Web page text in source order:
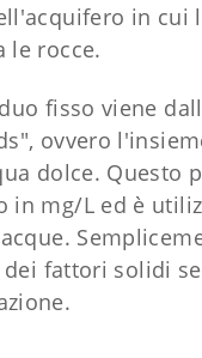
in cui
le rocce.
fisso viene
ovvero
dolce. Questo
in mg/L ed è
fattori solidi